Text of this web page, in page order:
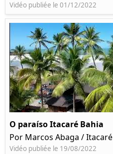
Vidéo publiée le 01/12/2022
O paraíso Itacaré Bahia
Por Marcos Abaga /
Vidéo publiée le 19/08/2022